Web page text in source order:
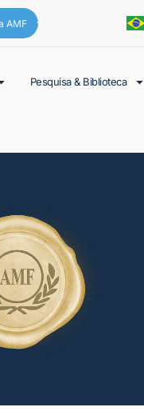
AMF
Pesquisa & Biblioteca